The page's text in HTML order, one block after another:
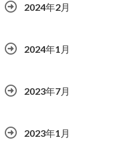
2024年2月
2024年1月
2023年7月
2023年1月